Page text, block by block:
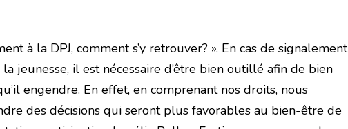
à la DPJ, comment s’y retrouver? ». En cas de signalement
jeunesse, il est nécessaire d’être bien outillé afin de bien
engendre. En effet, en comprenant nos droits, nous
des décisions qui seront plus favorables au bien-être de